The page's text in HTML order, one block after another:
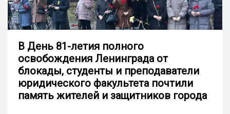
В День 81-летия полного
освобождения Ленинграда от
блокады, студенты и преподаватели
юридического факультета почтили
память жителей и защитников города